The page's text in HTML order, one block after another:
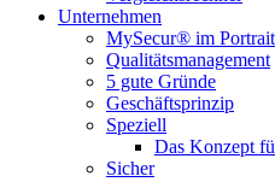
Unternehmen
MySecur® im Portrait
Qualitätsmanagement
5 gute Gründe
Geschäftsprinzip
Speziell
Das Konzept
Sicher